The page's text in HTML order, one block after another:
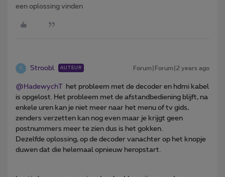
een oplossing vinden
S Stroobl AUTEUR Forum|Forum|2 years ago
@HadewychT het probleem met de decoder en hdmi kabel
is opgelost. Het probleem met de afstandbediening blijft, na
enkele uren kan je niet meer naar het menu of tv gids,
zenders verzetten kan nog even maar je krijgt geen
postnummers meer te zien dus is het gokken.
Dezelfde oplossing, op de decoder vanachter op het knopje
duwen dat die helemaal opnieuw heropstart.